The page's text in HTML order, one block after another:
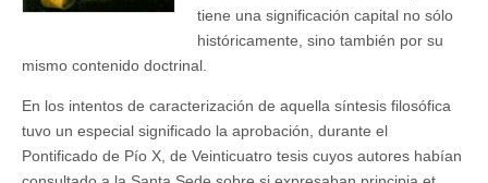
tiene una significación capital no sólo
históricamente, sino también por su
mismo contenido doctrinal.
En los intentos de caracterización de aquella síntesis filosófica
tuvo un especial significado la aprobación, durante el
Pontificado de Pío X, de Veinticuatro tesis cuyos autores habían